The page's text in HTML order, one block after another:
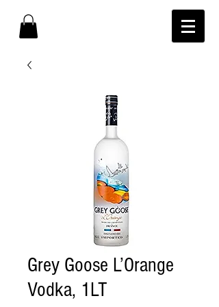
Grey Goose L’Orange
Vodka, 1LT